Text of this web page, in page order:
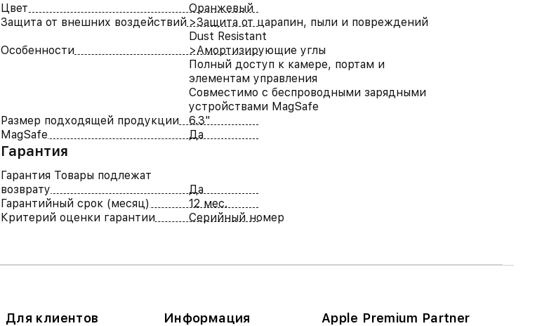
Цвет
Оранжевый
Защита от внешних воздействий >Защита от царапин, пыли и повреждений
Dust Resistant
Особенности
>Амортизирующие углы
Полный доступ к камере, портам и
элементам управления
Совместимо с беспроводными зарядными
устройствами MagSafe
Размер подходящей продукции
6.3"
MagSafe
Да
Гарантия
Гарантия Товары подлежат
возврату
Да
Гарантийный срок (месяц)
12 мес.
Критерий оценки гарантии
Серийный номер
Для клиентов Информация Apple Premium Partner